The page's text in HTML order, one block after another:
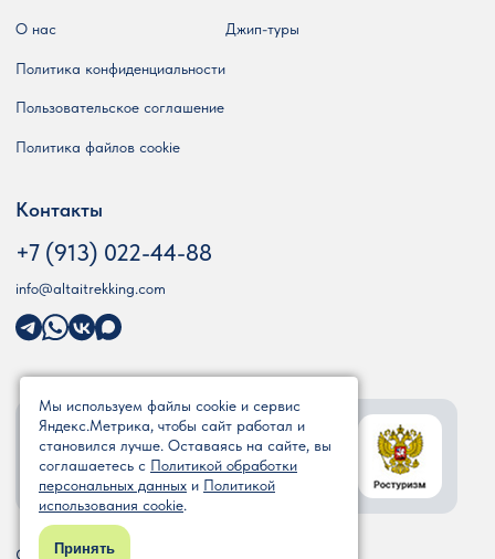
О нас
Политика конфиденциальности
Пользовательское соглашение
Политика файлов cookie
Джип-туры
Контакты
+7 (913) 022-44-88
info@altaitrekking.com
Мы в реестре туроператоров
ООО «АЛТАЙТРЕККИНГ»
Copyright © 2026 by Алтай Треккинг
Мы используем файлы cookie и сервис
Яндекс.Метрика, чтобы сайт работал и
становился лучше. Оставаясь на сайте, вы
соглашаетесь с Политикой обработки
персональных данных и Политикой
использования cookie.
Принять